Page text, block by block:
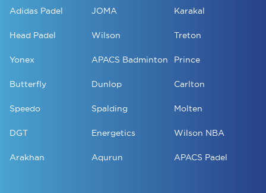
Adidas Padel JOMA Karakal
Head Padel Wilson Treton
Yonex APACS Badminton Prince
Butterfly Dunlop Carlton
Speedo Spalding Molten
DGT Energetics Wilson NBA
Arakhan Aqurun APACS Padel